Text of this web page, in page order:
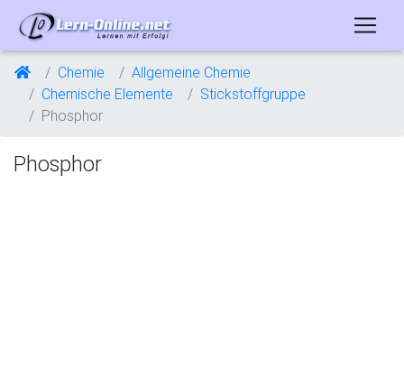
Chemie
Allgemeine Chemie
Chemische Elemente
Stickstoffgruppe
Phosphor
Phosphor